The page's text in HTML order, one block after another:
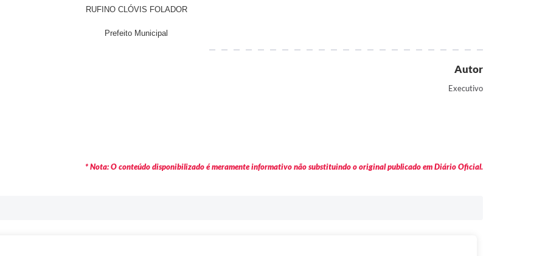
RUFINO CLÓVIS FOLADOR
Prefeito Municipal
Autor
Executivo
* Nota: O conteúdo disponibilizado é meramente informativo não substituindo o original publicado em Diário Oficial.